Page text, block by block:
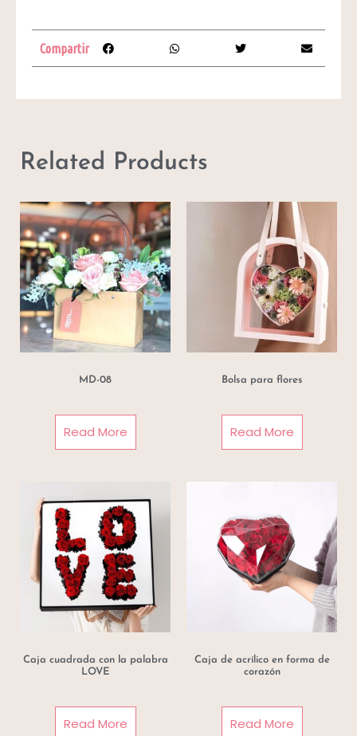
Compartir
Related Products
MD-08
Read More
Bolsa para flores
Read More
Caja cuadrada con la palabra
LOVE
Read More
Caja de acrílico en forma de
corazón
Read More